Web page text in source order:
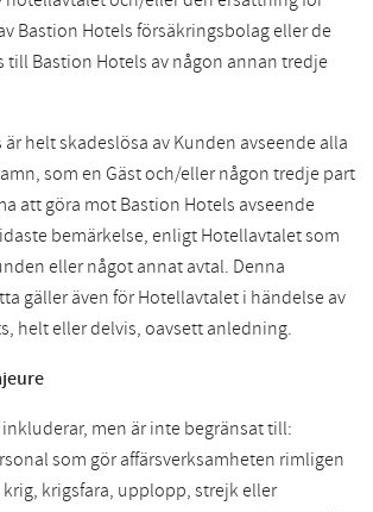
Bastion Hotels försäkringsbolag eller de
till Bastion Hotels av någon annan tredje
helt skadeslösa av Kunden avseende alla
som en Gäst och/eller någon tredje part
att göra mot Bastion Hotels avseende
bemärkelse, enligt Hotellavtalet som
eller något annat avtal. Denna
gäller även för Hotellavtalet i händelse av
helt eller delvis, oavsett anledning.
men är inte begränsat till:
som gör affärsverksamheten rimligen
krigsfara, upplopp, strejk eller